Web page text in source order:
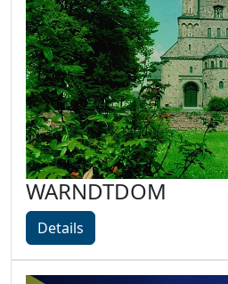
WARNDTDOM
Details